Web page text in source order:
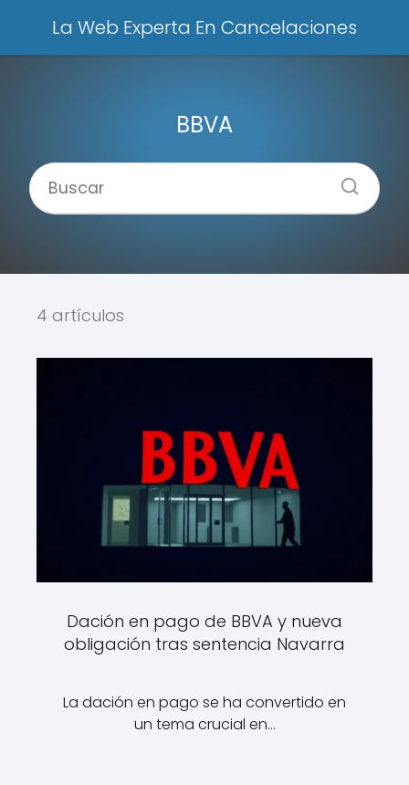
La Web Experta En Cancelaciones
BBVA
4 artículos
Dación en pago de BBVA y nueva
obligación tras sentencia Navarra
La dación en pago se ha convertido en
un tema crucial en…